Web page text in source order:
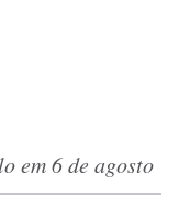
em 6 de agosto